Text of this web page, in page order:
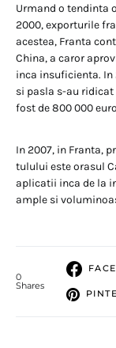
Urmand o tendinta
2000, exporturile
acestea, Franta
China, a caror
inca insuficienta.
si pasla s-au
fost de 800 000
In 2007, in Franta,
tulului este orasul
aplicatii inca de la
ample si
0
Shares